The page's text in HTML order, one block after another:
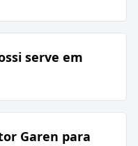
serve em
Garen para